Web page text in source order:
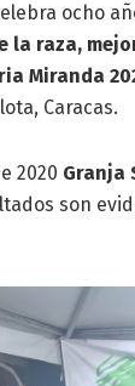
ocho
la raza,
Miranda
Caracas.
2020 Granja
son